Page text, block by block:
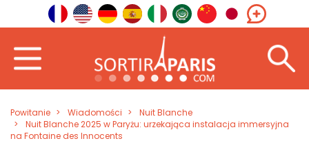
Powitanie Wiadomości
Nuit Blanche
Nuit Blanche 2025 w Paryżu: urzekająca instalacja immersyjna
na Fontaine des Innocents